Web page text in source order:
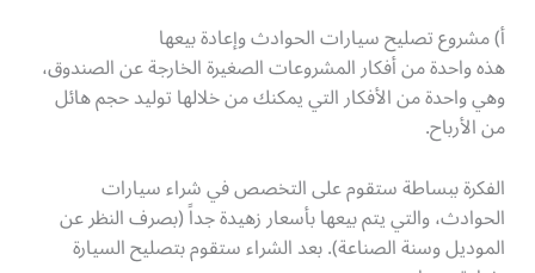
أ) مشروع تصليح سيارات الحوادث وإعادة بيعها
هذه واحدة من أفكار المشروعات الصغيرة الخارجة عن الصندوق،
وهي واحدة من الأفكار التي يمكنك من خلالها توليد حجم هائل
من الأرباح.
الفكرة ببساطة ستقوم على التخصص في شراء سيارات
الحوادث، والتي يتم بيعها بأسعار زهيدة جداً (بصرف النظر عن
الموديل وسنة الصناعة). بعد الشراء ستقوم بتصليح السيارة